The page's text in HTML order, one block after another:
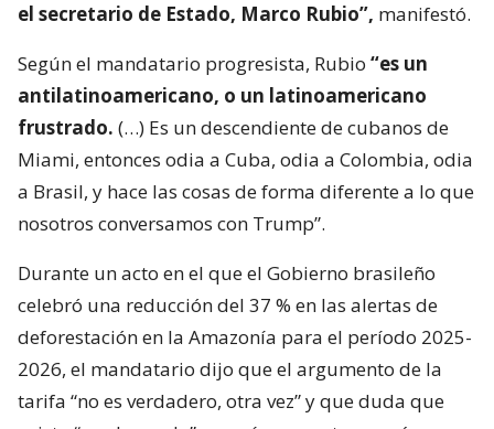
el secretario de Estado, Marco Rubio”, manifestó.
Según el mandatario progresista, Rubio “es un
antilatinoamericano, o un latinoamericano
frustrado. (…) Es un descendiente de cubanos de
Miami, entonces odia a Cuba, odia a Colombia, odia
a Brasil, y hace las cosas de forma diferente a lo que
nosotros conversamos con Trump”.
Durante un acto en el que el Gobierno brasileño
celebró una reducción del 37 % en las alertas de
deforestación en la Amazonía para el período 2025-
2026, el mandatario dijo que el argumento de la
tarifa “no es verdadero, otra vez” y que duda que